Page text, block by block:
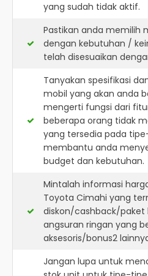
yang sudah tidak aktif.
Pastikan anda memilih
dengan kebutuhan /
telah disesuaikan
Tanyakan spesifikasi
mobil yang akan anda
mengerti fungsi dari
beberapa orang tidak
yang tersedia pada
membantu anda
budget dan kebutuhan.
Mintalah informasi
Toyota Cimahi yang
diskon/cashback/paket
angsuran ringan yang
aksesoris/bonus2
Jangan lupa untuk